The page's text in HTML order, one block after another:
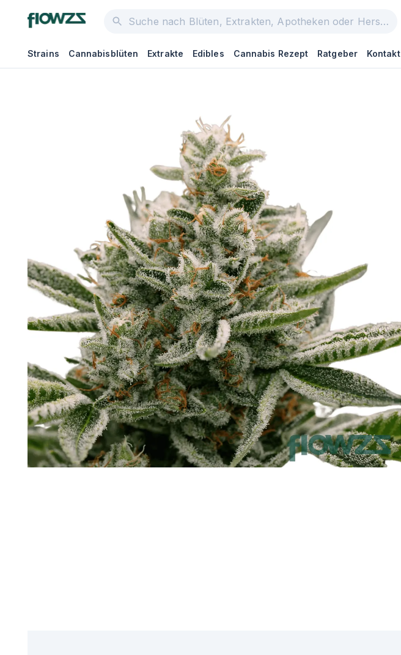
Strains Cannabisblüten Extrakte Edibles Cannabis Rezept Ratgeber Kontakt